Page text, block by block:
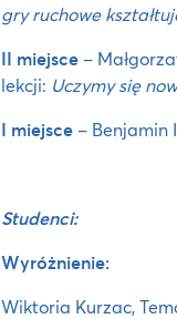
gry ruchowe
II miejsce–
lekcji: Uczymy się
I miejsce– Benjamin
Studenci:
Wyróżnienie:
Wiktoria Kurzac,